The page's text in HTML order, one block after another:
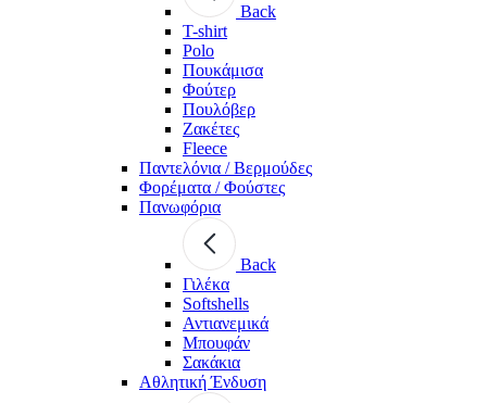
Back
T-shirt
Polo
Πουκάμισα
Φούτερ
Πουλόβερ
Ζακέτες
Fleece
Παντελόνια / Βερμούδες
Φορέματα / Φούστες
Πανωφόρια
Back
Γιλέκα
Softshells
Αντιανεμικά
Μπουφάν
Σακάκια
Αθλητική Ένδυση